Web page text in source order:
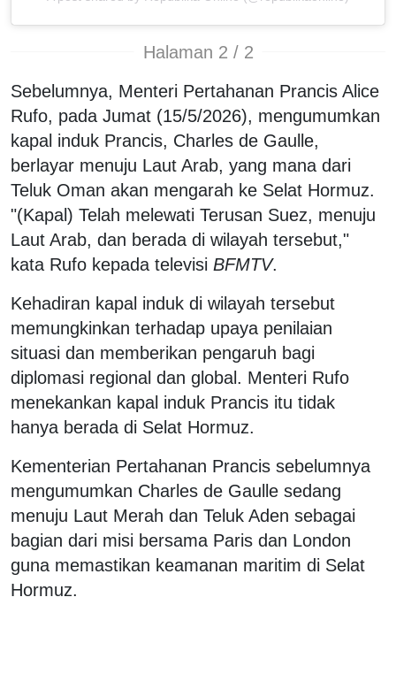
Halaman 2 / 2
Sebelumnya, Menteri Pertahanan Prancis Alice
Rufo, pada Jumat (15/5/2026), mengumumkan
kapal induk Prancis, Charles de Gaulle,
berlayar menuju Laut Arab, yang mana dari
Teluk Oman akan mengarah ke Selat Hormuz.
"(Kapal) Telah melewati Terusan Suez, menuju
Laut Arab, dan berada di wilayah tersebut,"
kata Rufo kepada televisi BFMTV.
Kehadiran kapal induk di wilayah tersebut
memungkinkan terhadap upaya penilaian
situasi dan memberikan pengaruh bagi
diplomasi regional dan global. Menteri Rufo
menekankan kapal induk Prancis itu tidak
hanya berada di Selat Hormuz.
Kementerian Pertahanan Prancis sebelumnya
mengumumkan Charles de Gaulle sedang
menuju Laut Merah dan Teluk Aden sebagai
bagian dari misi bersama Paris dan London
guna memastikan keamanan maritim di Selat
Hormuz.